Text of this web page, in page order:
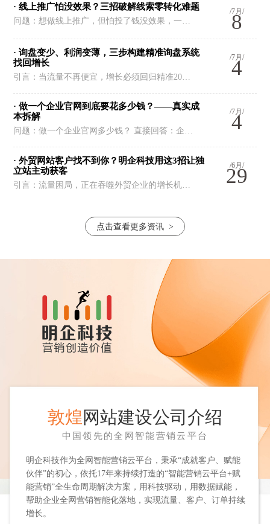
/7月/
8
· 线上推广怕没效果？三招破解线索零转化难题
问题：想做线上推广，但怕投了钱没效果，一…
/7月/
4
· 询盘变少、利润变薄，三步构建精准询盘系统
找回增长
引言：当流量不再便宜，增长必须回归精准20…
/7月/
4
· 做一个企业官网到底要花多少钱？——真实成
本拆解
问题：做一个企业官网多少钱？ 直接回答：企…
/6月/
29
· 外贸网站客户找不到你？明企科技用这3招让独
立站主动获客
引言：流量困局，正在吞噬外贸企业的增长机…
点击查看更多资讯 >
敦煌网站建设公司介绍
中国领先的全网智能营销云平台
明企科技作为全网智能营销云平台，秉承“成就客户、赋能
伙伴”的初心，依托17年来持续打造的“智能营销云平台+赋
能营销”全生命周期解决方案，用科技驱动，用数据赋能，
帮助企业全网营销智能化落地，实现流量、客户、订单持续
增长。